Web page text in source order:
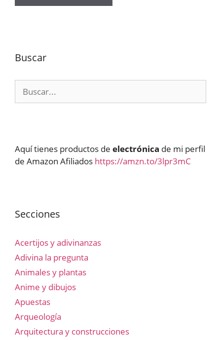
Buscar
Aquí tienes productos de electrónica de mi perfil
de Amazon Afiliados https://amzn.to/3lpr3mC
Secciones
Acertijos y adivinanzas
Adivina la pregunta
Animales y plantas
Anime y dibujos
Apuestas
Arqueología
Arquitectura y construcciones